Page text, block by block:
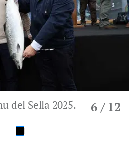
6 / 12
del Sella 2025.